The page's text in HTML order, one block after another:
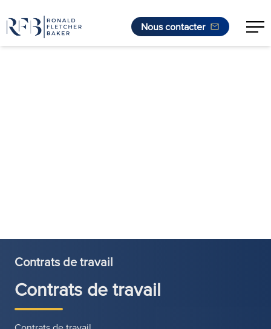
Nous contacter
Contrats de travail
Contrats de travail